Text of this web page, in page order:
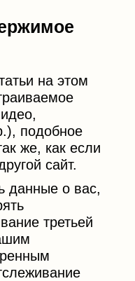
на этом
подобное
же, как если
сайт.
данные о вас,
третьей